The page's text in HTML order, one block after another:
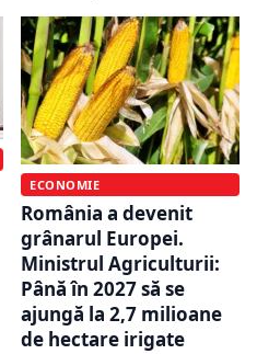
ECONOMIE
România a devenit
grânarul Europei.
Ministrul Agriculturii:
Până în 2027 să se
ajungă la 2,7 milioane
de hectare irigate